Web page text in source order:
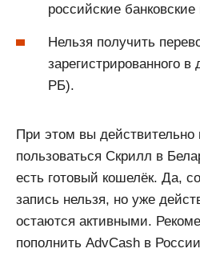
российские
Нельзя получить
зарегистрированного в
РБ).
При этом вы действительно
пользоваться Скрилл в
есть готовый кошелёк. Да,
запись нельзя, но уже
остаются активными.
пополнить AdvCash в